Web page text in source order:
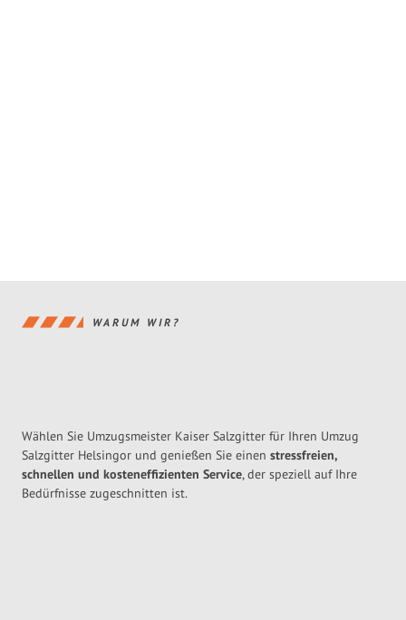
WARUM WIR?
Wählen Sie Umzugsmeister Kaiser Salzgitter für Ihren Umzug
Salzgitter Helsingor und genießen Sie einen stressfreien,
schnellen und kosteneffizienten Service, der speziell auf Ihre
Bedürfnisse zugeschnitten ist.